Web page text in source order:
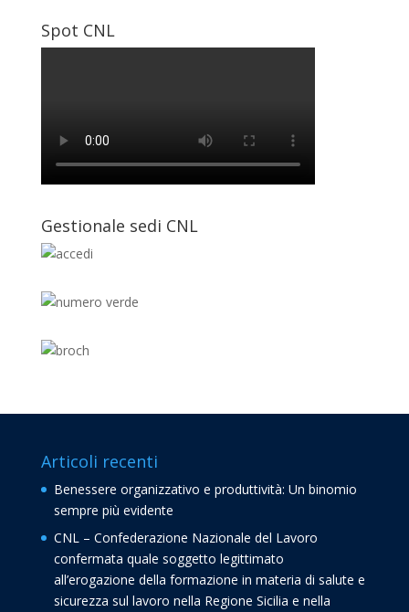
Spot CNL
Gestionale sedi CNL
Articoli recenti
Benessere organizzativo e produttività: Un binomio
sempre più evidente
CNL – Confederazione Nazionale del Lavoro
confermata quale soggetto legittimato
all’erogazione della formazione in materia di salute e
sicurezza sul lavoro nella Regione Sicilia e nella